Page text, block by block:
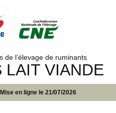
de l’élevage de ruminants
LAIT VIANDE
en ligne le 21/07/2026